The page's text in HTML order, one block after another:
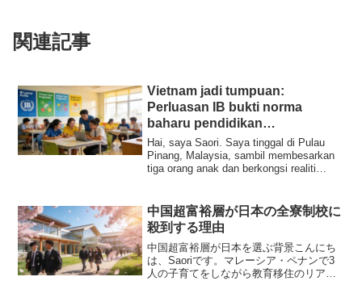
関連記事
Vietnam jadi tumpuan:
Perluasan IB bukti norma
baharu pendidikan
antarabangsa
Hai, saya Saori. Saya tinggal di Pulau
Pinang, Malaysia, sambil membesarkan
tiga orang anak dan berkongsi realiti
中国超富裕層が日本の全寮制校に
殺到する理由
中国超富裕層が日本を選ぶ背景こんにち
は、Saoriです。マレーシア・ペナンで3
人の子育てをしながら教育移住のリアル